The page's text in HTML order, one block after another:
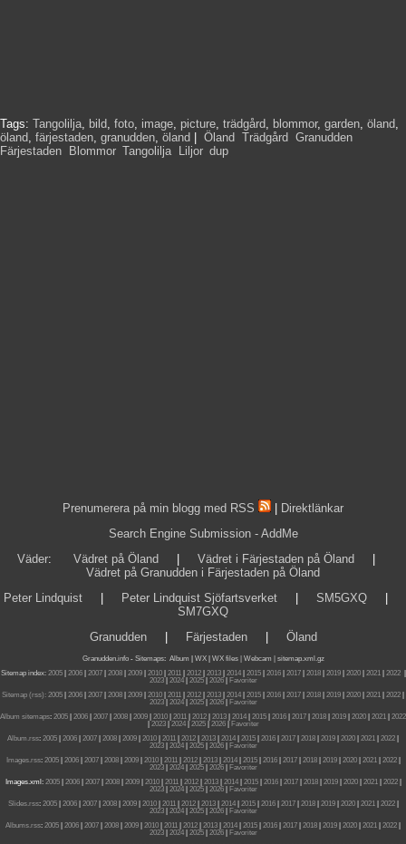
Tags: Tangolilja, bild, foto, image, picture, trädgård, blommor, garden, öland,
öland, färjestaden, granudden, öland Öland Trädgård Granudden
Färjestaden
Blommor, Tangolilja, Liljor, dup
Prenumerera på min blogg med RSS
Direktlänkar
Search Engine Submission - AddMe
Väder: Vädret på Öland Vädret i Färjestaden på Öland
Vädret på Granudden i Färjestaden på Öland
Peter Lindquist
Peter Lindquist Sjöfartsverket SM5GXQ
SM7GXQ
Granudden| Färjestaden| Öland
Granudden.info- Sitemaps: Album WX WX files | Webcam |
sitemap.xml.gz
Sitemap index: 2005| 2006| 2007| 2008| 2009| 2010| 2011| 2012| 2013| 2014| 2015| 2016| 2017| 2018| 2019| 2020| 2021| 2022|
2023| 2024| 2025| 2026|
Favoriter
Sitemap (rss): 2005 2006 2007 2008 2009 2010 2011 2012 2013 2014 2015 2016 2017 2018 2019 2020 2021 2022
2023| 2024| 2025| 2026|
Favoriter
Album sitemaps: 2005 2006 2007 2008 2009 2010 2011 2012 2013 2014 2015 2016 2017 2018 2019 2020 2021
2022
2023| 2024| 2025| 2026|
Favoriter
Album.rss: 2005 2006 2007 2008 2009 2010 2011 2012 2013 2014 2015 2016 2017 2018 2019 2020 2021 2022
2023| 2024| 2025| 2026|
Favoriter
Images.rss: 2005| 2006| 2007| 2008| 2009| 2010| 2011| 2012| 2013| 2014| 2015| 2016| 2017| 2018| 2019| 2020| 2021| 2022|
2023| 2024| 2025| 2026|
Favoriter
Images.xml: 2005| 2006| 2007| 2008| 2009| 2010| 2011| 2012| 2013| 2014| 2015| 2016| 2017| 2018| 2019| 2020| 2021| 2022|
2023| 2024| 2025| 2026|
Favoriter
Slides.rss: 2005| 2006| 2007| 2008| 2009| 2010| 2011| 2012| 2013| 2014| 2015| 2016| 2017| 2018| 2019| 2020| 2021| 2022|
2023| 2024| 2025| 2026|
Favoriter
Albums.rss: 2005 2006 2007 2008 2009 2010 2011 2012 2013 2014 2015 2016 2017 2018 2019 2020 2021 2022
2023| 2024| 2025| 2026|
Favoriter